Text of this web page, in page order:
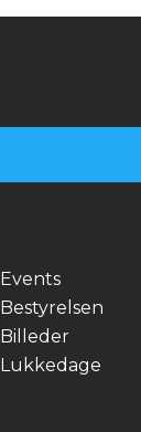
Events
Bestyrelsen
Billeder
Lukkedage